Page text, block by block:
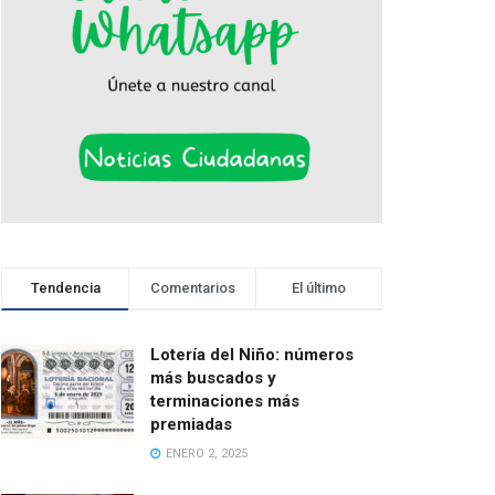
Tendencia Comentarios El último
Lotería del Niño: números
más buscados y
terminaciones más
premiadas
ENERO 2, 2025